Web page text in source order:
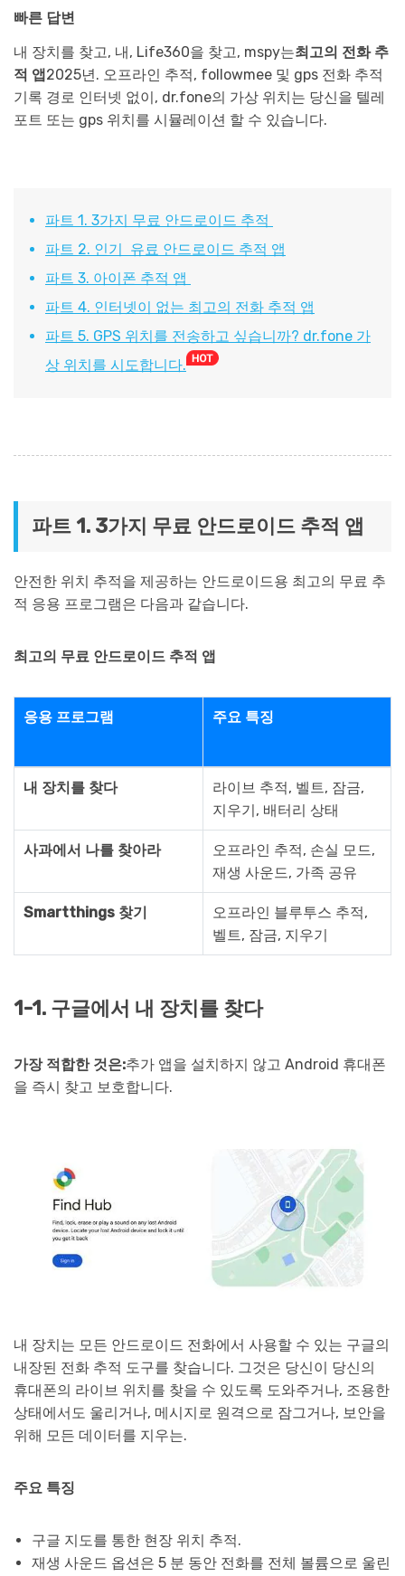
빠른 답변
내 장치를 찾고, 내, Life360을 찾고, mspy는최고의 전화 추
적 앱 2025년. 오프라인 추적, followmee 및 gps 전화 추적
기록 경로 인터넷 없이, dr.fone의 가상 위치는 당신을 텔레
포트 또는 gps 위치를 시뮬레이션 할 수 있습니다.
파트 1. 3가지 무료 안드로이드 추적
파트 2. 인기 유료 안드로이드 추적 앱
파트 3. 아이폰 추적 앱
파트 4. 인터넷이 없는 최고의 전화 추적 앱
파트 5. GPS 위치를 전송하고 싶습니까? dr.fone 가
상 위치를 시도합니다.
파트 1. 3가지 무료 안드로이드 추적 앱
안전한 위치 추적을 제공하는 안드로이드용 최고의 무료 추
적 응용 프로그램은 다음과 같습니다.
최고의 무료 안드로이드 추적 앱
응용 프로그램 주요 특징
내 장치를 찾다
라이브 추적, 벨트, 잠금,
지우기, 배터리 상태
사과에서 나를 찾아라
오프라인 추적, 손실 모드,
재생 사운드, 가족 공유
Smartthings 찾기
오프라인 블루투스 추적,
벨트, 잠금, 지우기
1-1. 구글에서 내 장치를 찾다
가장 적합한 것은:추가 앱을 설치하지 않고 Android 휴대폰
을 즉시 찾고 보호합니다.
내 장치는 모든 안드로이드 전화에서 사용할 수 있는 구글의
내장된 전화 추적 도구를 찾습니다. 그것은 당신이 당신의
휴대폰의 라이브 위치를 찾을 수 있도록 도와주거나, 조용한
상태에서도 울리거나, 메시지로 원격으로 잠그거나, 보안을
위해 모든 데이터를 지우는.
주요 특징
구글 지도를 통한 현장 위치 추적.
재생 사운드 옵션은 5 분 동안 전화를 전체 볼륨으로 울린